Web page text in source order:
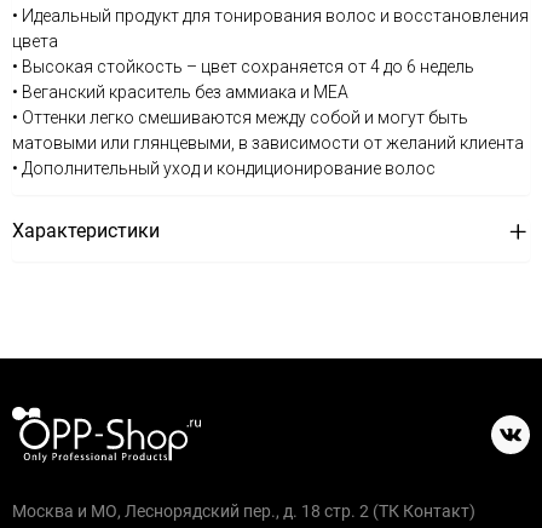
• Идеальный продукт для тонирования волос и восстановления
цвета
• Высокая стойкость – цвет сохраняется от 4 до 6 недель
• Веганский краситель без аммиака и MEA
• Оттенки легко смешиваются между собой и могут быть
матовыми или глянцевыми, в зависимости от желаний клиента
• Дополнительный уход и кондиционирование волос
Характеристики
Москва и МО, Леснорядский пер., д. 18 стр. 2 (ТК Контакт)